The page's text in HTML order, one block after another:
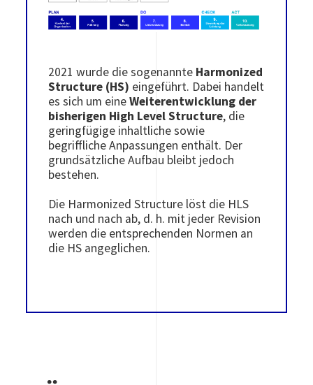
2021 wurde die sogenannte Harmonized
Structure (HS) eingeführt. Dabei handelt
es sich um eineWeiterentwicklung der
bisherigen High Level Structure, die
geringfügige inhaltliche sowie
begriffliche Anpassungen enthält. Der
grundsätzliche Aufbau bleibt jedoch
bestehen.
Die Harmonized Structure löst die HLS
nach und nach ab, d. h. mit jeder Revision
werden die entsprechenden Normen an
die HS angeglichen.